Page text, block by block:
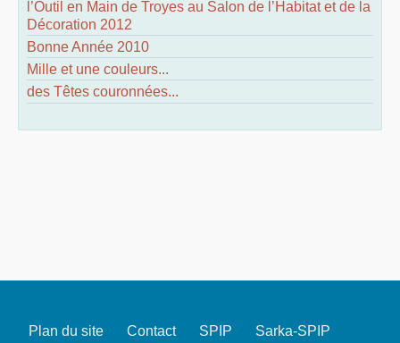
l’Outil en Main de Troyes au Salon de l’Habitat et de la
Décoration 2012
Bonne Année 2010
Mille et une couleurs...
des Têtes couronnées...
Plan du site Contact SPIP
Sarka-SPIP